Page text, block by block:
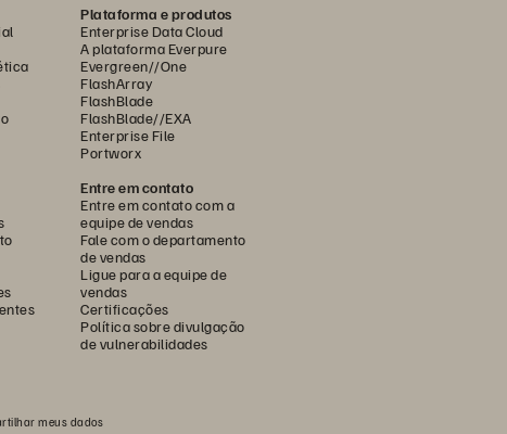
Plataforma e produtos
Enterprise Data Cloud
A plataforma Everpure
Evergreen//One
FlashArray
FlashBlade
FlashBlade//EXA
Enterprise File
Portworx
Entre em contato
Entre em contato com a
equipe de vendas
Fale com o departamento
de vendas
Ligue para a equipe de
vendas
Certificações
Política sobre divulgação
de vulnerabilidades
meus dados